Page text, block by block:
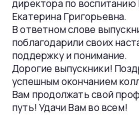
директора по
Екатерина Григорьевна.
В ответном слове
поблагодарили своих
поддержку и понимание.
Дорогие выпускники!
успешным окончанием
Вам продолжать свой
путь! Удачи Вам во всем!